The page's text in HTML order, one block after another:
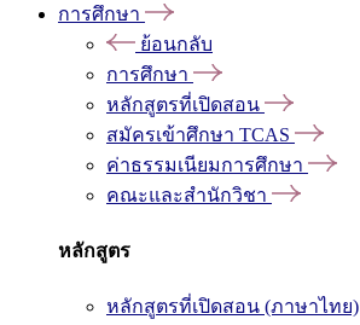
การศึกษา
ย้อนกลับ
การศึกษา
หลักสูตรที่เปิดสอน
สมัครเข้าศึกษา TCAS
ค่าธรรมเนียมการศึกษา
คณะและสำนักวิชา
หลักสูตร
หลักสูตรที่เปิดสอน (ภาษาไทย)